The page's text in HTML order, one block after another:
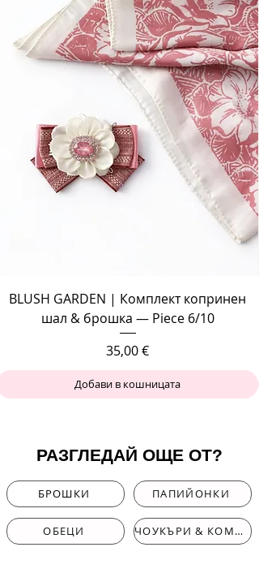
BLUSH GARDEN | Комплект копринен
шал & брошка — Piece 6/10
Цена
35,00 €
Добави в кошницата
РАЗГЛЕДАЙ ОЩЕ ОТ?
БРОШКИ ПАПИЙОНКИ
ОБЕЦИ ЧОУКЪРИ & КОМПЛЕКТИ